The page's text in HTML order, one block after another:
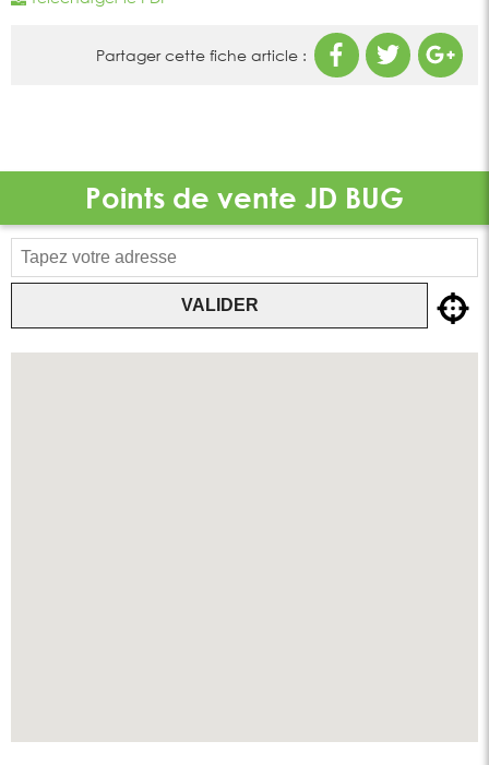
Partager cette fiche article :
Points de vente JD BUG
VALIDER